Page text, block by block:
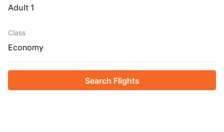
1 Adult
Class
Economy